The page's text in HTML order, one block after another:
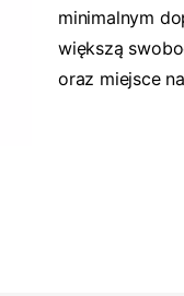
minimalnym
większą
oraz miejsce